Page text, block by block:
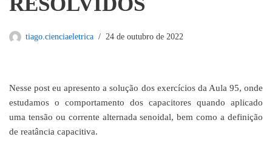
tiago.cienciaeletrica 24 de outubro de 2022
Nesse post eu apresento a solução dos exercícios da Aula 95, onde
estudamos o comportamento dos capacitores quando aplicado
uma tensão ou corrente alternada senoidal, bem como a definição
de reatância capacitiva.